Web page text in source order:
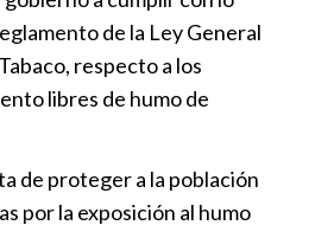
de la Ley General
respecto a los
libres de humo de
de proteger a la población
por la exposición al humo